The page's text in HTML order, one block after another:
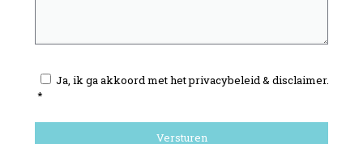
Ja, ik ga akkoord met het privacybeleid & disclaimer.
*